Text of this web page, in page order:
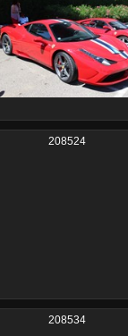
208524
208534